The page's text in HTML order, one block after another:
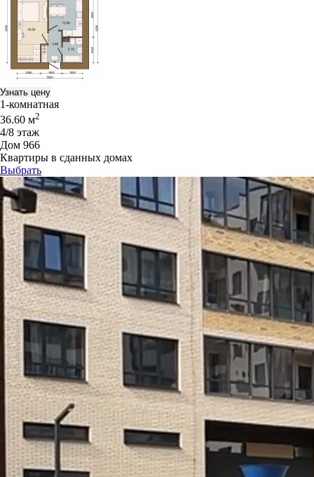
Узнать цену
1-комнатная
36.60 м2
4/8 этаж
Дом 966
Квартиры в сданных домах
Выбрать